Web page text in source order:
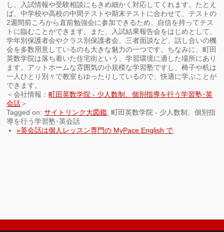
し、入試情報や受験相談にもきめ細かく対応してくれます。たとえ
ば、中学校や高校の中間テストや期末テストに合わせて、テストの
2週間前ころから直前勉強会に参加できるため、自信を持ってテス
トに臨むことができます。また、入試結果報告会をはじめとして、
学年別保護者会やクラス別保護者会、三者面談など、話し合いの機
会を多数用意しているのも大きな魅力の一つです。ちなみに、町田
英数学院は落ち着いた住宅街という、学習環境に適した場所にあり
ます。アットホームな雰囲気の小規模な学習塾ですし、椅子や机は
一人ひとり別々で教室もゆったりしているので、快適に学ぶことが
できます。
＜会社情報：町田英数学院 - 少人数制、個別指導を行う学習塾･英
会話＞
Tagged on:サイトリンク大図鑑 , 町田英数学院 - 少人数制、個別指
導を行う学習塾･英会話
»英会話は個人レッスン専門の MyPace English で